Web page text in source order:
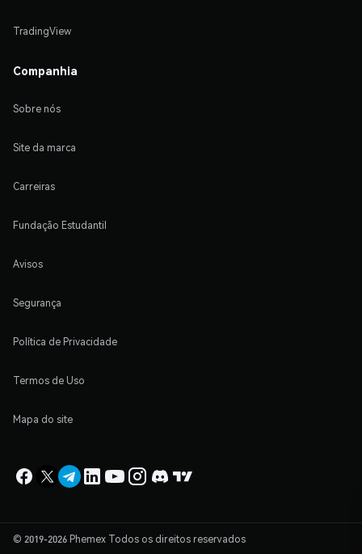
TradingView
Companhia
Sobre nós
Site da marca
Carreiras
Fundação Estudantil
Avisos
Segurança
Política de Privacidade
Termos de Uso
Mapa do site
© 2019-2026 Phemex Todos os direitos reservados